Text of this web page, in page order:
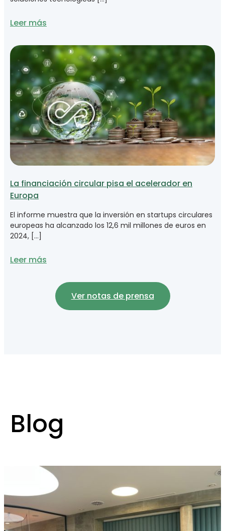
Leer más
La financiación circular pisa el acelerador en
Europa
El informe muestra que la inversión en startups circulares
europeas ha alcanzado los 12,6 mil millones de euros en
2024, […]
Leer más
Ver notas de prensa
Blog